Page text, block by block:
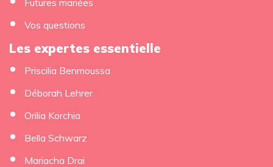
Vos questions
Les expertes essentielle
Priscilia Benmoussa
Déborah Lehrer
Orilia Korchia
Bella Schwarz
Mariacha Drai